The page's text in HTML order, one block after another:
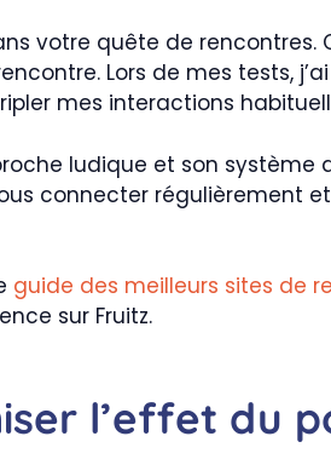
votre quête de rencontres.
Lors de mes tests,
mes interactions
ludique et son système
connecter régulièrement
guide des meilleurs sites de
sur Fruitz.
l’effet du